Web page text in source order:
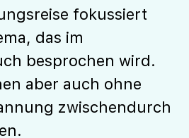
fokussiert
das im
besprochen wird.
aber auch ohne
zwischendurch